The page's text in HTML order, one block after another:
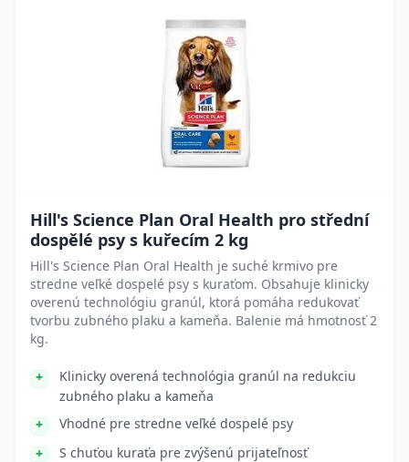
Hill's Science Plan Oral Health pro střední
dospělé psy s kuřecím 2 kg
Hill's Science Plan Oral Health je suché krmivo pre
stredne veľké dospelé psy s kuraťom. Obsahuje klinicky
overenú technológiu granúl, ktorá pomáha redukovať
tvorbu zubného plaku a kameňa. Balenie má hmotnosť 2
kg.
Klinicky overená technológia granúl na redukciu
zubného plaku a kameňa
Vhodné pre stredne veľké dospelé psy
S chuťou kuraťa pre zvýšenú prijateľnosť